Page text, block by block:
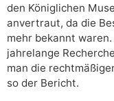
den Königlichen
anvertraut, da die
mehr bekannt waren.
jahrelange
man die
so der Bericht.